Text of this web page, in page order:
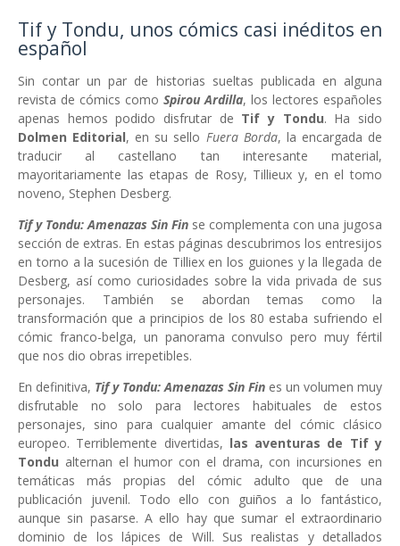
Tif y Tondu, unos cómics casi inéditos en
español
Sin contar un par de historias sueltas publicada en alguna
revista de cómics como Spirou Ardilla, los lectores españoles
apenas hemos podido disfrutar de Tif y Tondu. Ha sido
Dolmen Editorial, en su sello Fuera Borda, la encargada de
traducir al castellano tan interesante material,
mayoritariamente las etapas de Rosy, Tillieux y, en el tomo
noveno, Stephen Desberg.
Tif y Tondu: Amenazas Sin Fin se complementa con una jugosa
sección de extras. En estas páginas descubrimos los entresijos
en torno a la sucesión de Tilliex en los guiones y la llegada de
Desberg, así como curiosidades sobre la vida privada de sus
personajes. También se abordan temas como la
transformación que a principios de los 80 estaba sufriendo el
cómic franco-belga, un panorama convulso pero muy fértil
que nos dio obras irrepetibles.
En definitiva, Tif y Tondu: Amenazas Sin Fin es un volumen muy
disfrutable no solo para lectores habituales de estos
personajes, sino para cualquier amante del cómic clásico
europeo. Terriblemente divertidas, las aventuras de Tif y
Tondu alternan el humor con el drama, con incursiones en
temáticas más propias del cómic adulto que de una
publicación juvenil. Todo ello con guiños a lo fantástico,
aunque sin pasarse. A ello hay que sumar el extraordinario
dominio de los lápices de Will. Sus realistas y detallados